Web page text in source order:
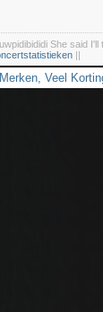
She said
||
Veel